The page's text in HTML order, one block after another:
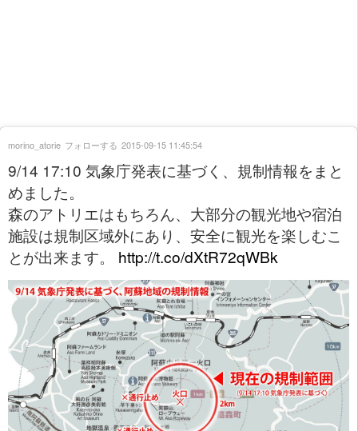
9/14 17:10 気象庁発表に基づく、規制情報をまと
めました。
森のアトリエはもちろん、大部分の観光地や宿泊
施設は規制区域外にあり、安全に観光を楽しむこ
とが出来ます。 http://t.co/dXtR72qWBk
morino_atorie フォローする 2015-09-15 11:45:54